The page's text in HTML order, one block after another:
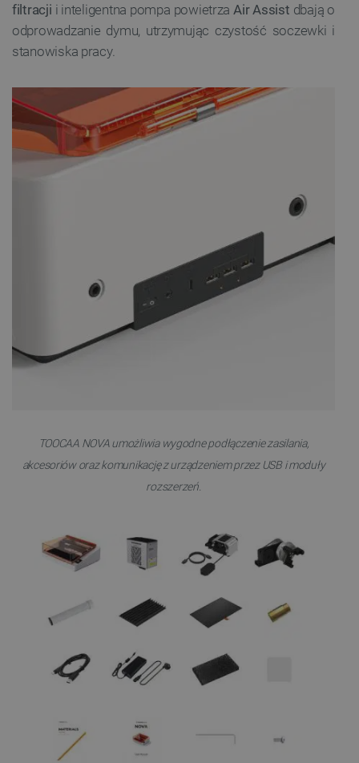
filtracji i inteligentna pompa powietrza Air Assist dbają o
odprowadzanie dymu, utrzymując czystość soczewki i
stanowiska pracy.
TOOCAA NOVA umożliwia wygodne podłączenie zasilania,
akcesoriów oraz komunikację z urządzeniem przez USB i moduły
rozszerzeń.
FUNKCJONALNOŚĆ
Niezbędne Wydajność
prawidłowo korzystać ze strony internetowej.
Provider /
PrestaShop-[abcdef0123456789]{32}
Polityce prywatności Google